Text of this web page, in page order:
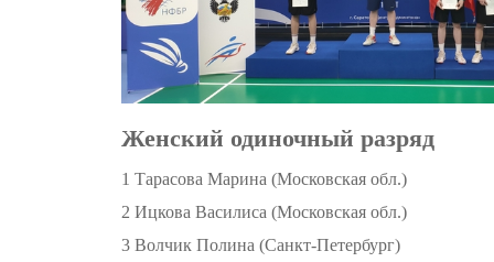
Женский одиночный разряд
1 Тарасова Марина (Московская обл.)
2 Ицкова Василиса (Московская обл.)
3 Волчик Полина (Санкт-Петербург)